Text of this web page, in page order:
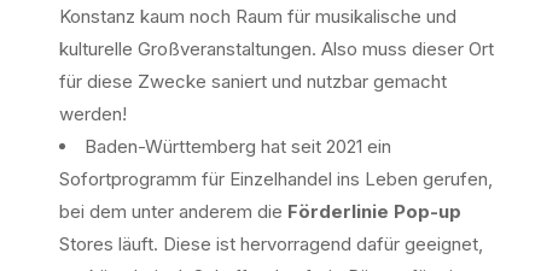
Konstanz kaum noch Raum für musikalische und
kulturelle Großveranstaltungen. Also muss dieser Ort
für diese Zwecke saniert und nutzbar gemacht
werden!
Baden-Württemberg hat seit 2021 ein
Sofortprogramm für Einzelhandel ins Leben gerufen,
bei dem unter anderem die Förderlinie Pop-up
Stores läuft. Diese ist hervorragend dafür geeignet,